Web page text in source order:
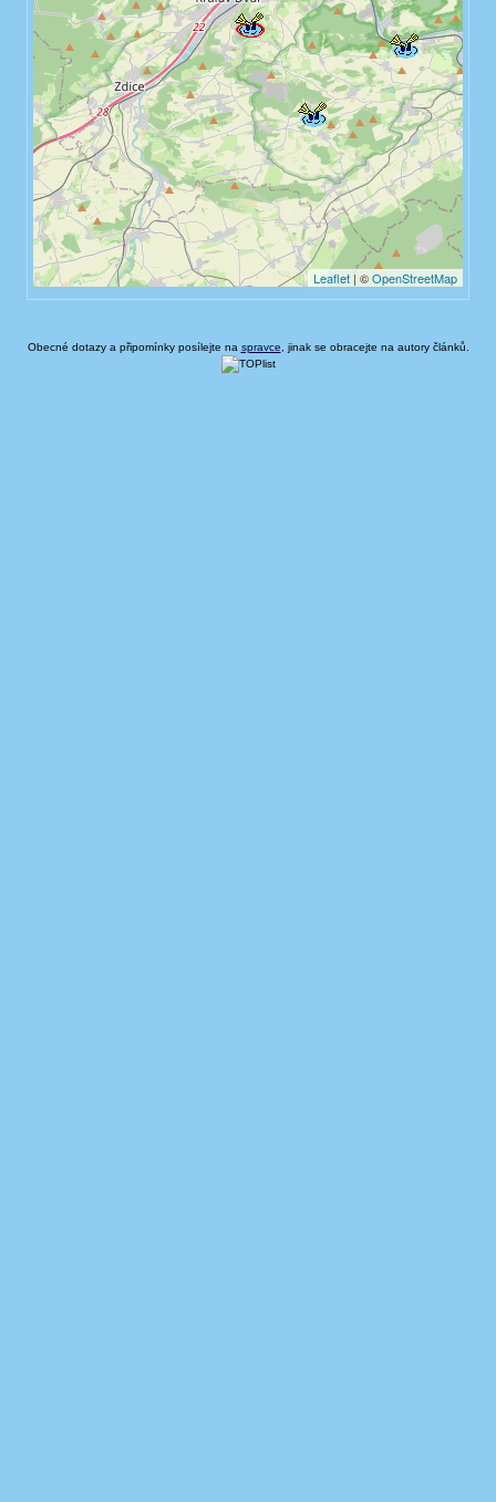
Obecné dotazy a připomínky posílejte na spravce , jinak se obracejte na autory článků.